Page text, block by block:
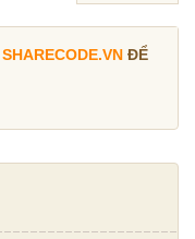
SHARECODE.VN ĐỂ